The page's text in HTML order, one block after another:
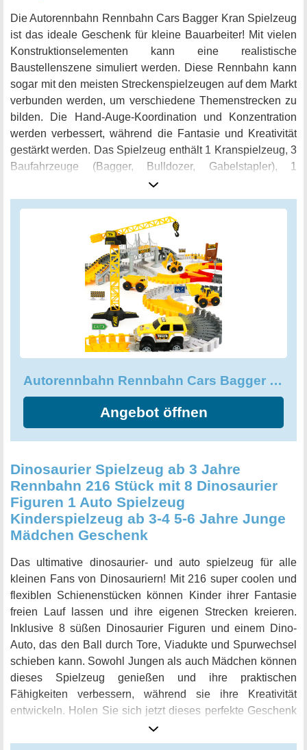
Die Autorennbahn Rennbahn Cars Bagger Kran Spielzeug
ist das ideale Geschenk für kleine Bauarbeiter! Mit vielen
Konstruktionselementen kann eine realistische
Baustellenszene simuliert werden. Diese Rennbahn kann
sogar mit den meisten Streckenspielzeugen auf dem Markt
verbunden werden, um verschiedene Themenstrecken zu
bilden. Die Hand-Auge-Koordination und Konzentration
werden verbessert, während die Fantasie und Kreativität
gestärkt werden. Das Spielzeug enthält 1 Kranspielzeug, 3
Baufahrzeuge (Bagger, Bulldozer, Gabelstapler), 1
Elektroauto, 2 Trigeminalschienen, 7 Verkehrszeichen, 1
Tür, Brückenteile und 144 flexible Schienenblöcke.
Zusammen bieten sie eine Vielzahl von
Spielmöglichkeiten. Kinder können ihren eigenen Einsatz
und jede Arbeit den verschiedenen Fahrzeugen zuteilen.
Rennwagen können Bälle über die Brücke schieben, und
die Schienenspielzeuge können in verschiedene
autorennbahn gebogen werden. Der Kran mit realistischem
Design und Bewegungen sorgt für stundenlangen
Spielspaß. Das Set ist für Kinder ab 3 Jahren geeignet und
enthält alles, was ein kleiner Bauarbeiter braucht, um in
Autorennbahn Rennbahn Cars Bagger Kran Spielzeug ab 3 Jahre-Spielzeugautos
Angebot öffnen
Dinosaurier Spielzeug ab 3 Jahre
Rennbahn 216 Stück mit 8 Dinosaurier
Figuren 1 Auto Spielzeug
Kinderspielzeug ab 3-4 5-6 Jahre Junge
Mädchen Geschenk
Das ultimative dinosaurier- und auto spielzeug für alle
kleinen Fans von Dinosauriern! Mit 216 super coolen und
flexiblen Schienenstücken können Kinder ihrer Fantasie
freien Lauf lassen und ihre eigenen Strecken kreieren.
Inklusive 8 süßen Dinosaurier Figuren und einem Dino-
Auto, das den Ball durch Tore, Viadukte und Spurwechsel
schieben kann. Sowohl Jungen als auch Mädchen können
dieses Spielzeug genießen und ihre praktischen
Fähigkeiten verbessern, während sie ihre Kreativität
entwickeln. Holen Sie sich jetzt dieses perfekte Geschenk
für Halloween oder Weihnachten!